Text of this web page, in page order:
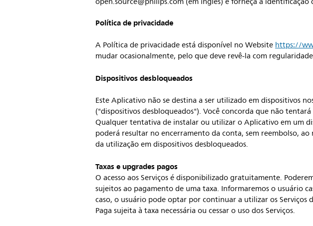
Política de privacidade
A Política de privacidade está disponível no Websitehttps://
mudar ocasionalmente, pelo que deve revê-la com
Dispositivos desbloqueados
Este Aplicativo não se destina a ser utilizado em dispositivos
("dispositivos desbloqueados"). Você concorda que não
Qualquer tentativa de instalar ou utilizar o Aplicativo em um
poderá resultar no encerramento da conta, sem reembolso,
da utilização em dispositivos desbloqueados.
Taxas e upgrades pagos
O acesso aos Serviços é disponibilizado gratuitamente.
sujeitos ao pagamento de uma taxa. Informaremos o usuário
caso, o usuário pode optar por continuar a utilizar os
Paga sujeita à taxa necessária ou cessar o uso dos Serviços.